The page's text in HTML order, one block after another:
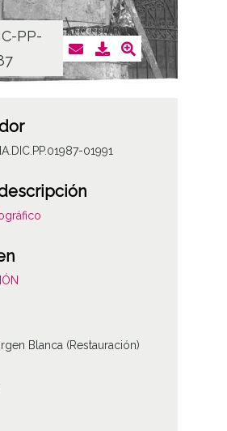
PP-
01991
Blanca (Restauración)